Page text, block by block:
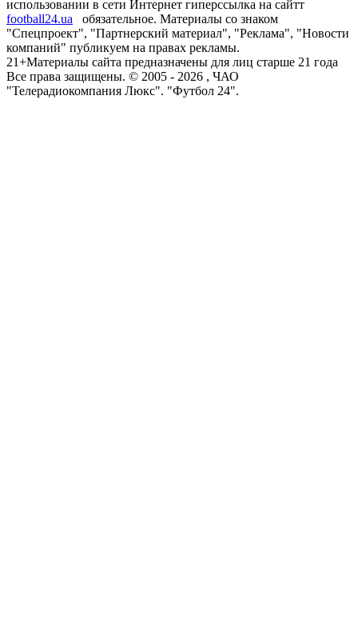
использовании в сети Интернет гиперссылка на сайтт
football24.ua
обязательное. Материалы со знаком
"Спецпроект", "Партнерский материал", "Реклама", "Новости
компаний" публикуем на правах рекламы.
21+Материалы сайта предназначены для лиц старше 21 года
Все права защищены. © 2005 - 2026 , ЧАО
"Телерадиокомпания Люкс". "Футбол 24".